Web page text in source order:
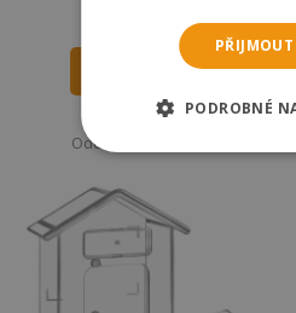
DO KOŠÍKU
Skladem
Odešleme
PŘIJMOUT
PODROBNÉ